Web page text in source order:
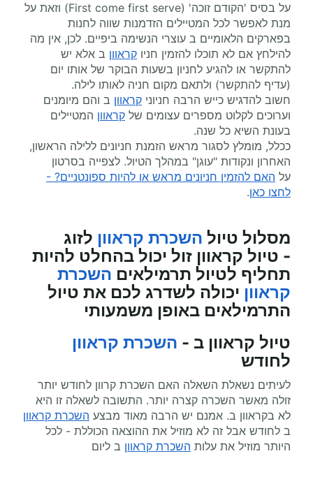
על בסיס 'הקודם זוכה' (First come first serve) וזאת על
מנת לאפשר לכל המטיילים הזדמנות שווה לחנות
בפארקים הלאומיים ב עוצרי הנשימה ביפיים. לכן, אין מה
להילחץ אם לא תוכלו להזמין חניו קראוון ב אלא יש
להתקשר או להגיע לחניון בשעות הבוקר של אותו יום
(עדיף להתקשר) ולתאם מקום חניה לאותו לילה.
חשוב להדגיש כייש הרבה חניוני קראוון ב והם מיומנים
וערוכים לקלוט מספרים עצומים של קראוון המטיילים
בעונת השיא כל שנה.
ככלל, מומלץ לסגור מראש הזמנת חניונים ללילה הראשון,
האחרון ונקודות "עוגן" במהלך הטיול. לצפייה בסרטון
על האם להזמין חניונים מראש או להיות ספונטניים? -
לחצו כאן.
מסלול טיול השכרת קראוון לזוג
- טיול קראוון זול יכול בהחלט להיות
תחליף לטיול תרמילאים השכרת
קראוון יכולה לשדרג לכם את טיול
התרמילאים באופן משמעותי
טיול קראוון ב - השכרת קראוון
לחודש
לעיתים נשאלת השאלה האם השכרת קרוון לחודש יותר
זולה מאשר השכרה קצרה יותר. התשובה לשאלה זו היא
לא בקראוון ב. אמנם יש הרבה מאוד מבצע השכרת קראוון
ב לחודש אבל זה לא מוזיל את ההוצאה הכוללת - לכל
היותר מוזיל את עלות השכרת קראוון ב ליום